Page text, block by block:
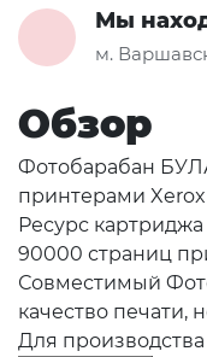
Мы
м.
Обзор
Фотобарабан
принтерами Xerox
Ресурс картриджа
90000 страниц
Совместимый
качество печати,
Для